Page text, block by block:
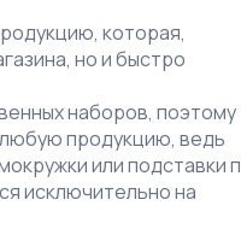
которая,
но и быстро
наборов, поэтому
продукцию, ведь
или подставки
исключительно на